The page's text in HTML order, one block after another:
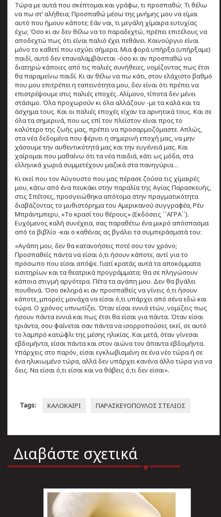
Τώρα με αυτά που σκέπτομαι και γράφω, τι προσπαθώ; Τι θέλω
να πω στ’ αλήθεια; Προσπαθώ μέσω της μνήμης μου να είμαι
αυτό που ήμουν κάποτε; Εάν ναι, τι μεγάλη χίμαιρα ευτυχίας
έχω; Όσο κι αν δεν θέλω να το παραδεχτώ, πρέπει επιτέλους να
αποδεχτώ πως ότι είναι παλιό έχει πεθάνει. Καινούργιο είναι
μόνο το καθετί που ισχύει σήμερα. Μια φορά υπήρξα (υπήρξαμε)
παιδί, αυτό δεν επαναλαμβάνεται -όσο κι αν προσπαθώ να
διατηρώ κάποιες από τις παλιές συνήθειες, νομίζοντας πως έτσι
θα παραμείνω παιδί. Κι αν θέλω να πω κάτι, στον ελάχιστο βαθμό
που μου επιτρέπει η ταπεινότητα μου, δεν είναι ότι πρέπει να
επιστρέψουμε στις παλιές εποχές. Αλίμονο, τίποτα δεν μένει
στάσιμο. Όλα προχωρούν κι όλα αλλάζουν -με τα καλά και τα
άσχημα τους. Και οι παλιές εποχές είχαν τα αρνητικά τους. Και σε
όλα τα σημερινά, που ως επί τον πλείστον είναι προς το
καλύτερο της ζωής μας, πρέπει να προσαρμοζόμαστε. Απλώς,
στα νέα δεδομένα που φέρνει η σημερινή εποχή μας, να μην
χάσουμε την αυθεντικότητά μας και την ευγένειά μας. Και
χαίρομαι που μαθαίνω ότι τα νέα παιδιά, κάτι ως μόδα, στα
ελληνικά χωριά συμμετέχουν μαζικά στα πανηγύρια…
Κι εκεί που τον Αύγουστο που μας πέρασε ζούσα τις χίμαιρές
μου, κάτω από ένα πευκάκι στην παραλία της Αγίας Παρασκευής,
στις Σπέτσες, προσγειώθηκα απότομα στην πραγματικότητα
διαβάζοντας το μυθιστόρημα του Αμερικανού συγγραφέα, Ρέυ
Μπράντμπερυ, «Το κρασί του θέρους» (Εκδόσεις ΄΄ΑΓΡΑ΄΄).
Ευχόμενος καλή συνέχεια, σας παραθέτω ένα μικρό απόσπασμα
από το βιβλίο -και ο καθένας ας βγάλει τα συμπεράσματά του:
«Αγάπη μου, δεν θα κατανοήσεις ποτέ σου τον χρόνο;
Προσπαθείς πάντα να είσαι ό,τι ήσουν κάποτε, αντί για το
πρόσωπο που είσαι απόψε. Γιατί κρατάς αυτά τα αποκόμματα
εισιτηρίων και τα θεατρικά προγράμματα; Θα σε πληγώσουν
κάποια στιγμή αργότερα. Πέτα τα αγάπη μου. Δεν θα βγάλει
πουθενά. Όσο σκληρά κι αν προσπαθείς να γίνεις ό,τι ήσουν
κάποτε, μπορείς μονάχα να είσαι ό,τι υπάρχει από σένα εδώ και
τώρα. Ο χρόνος υπνωτίζει. Όταν είσαι εννιά ετών, νομίζεις πως
ήσουν πάντα εννιά και πως έτσι θα είσαι για πάντα. Όταν είσαι
τριάντα, σου φαίνεται σαν πάντα να ισορροπούσες εκεί, σε αυτό
το λαμπρό κατώφλι της μέσης ηλικίας. Και μετά, όταν γίνεσαι
εβδομήντα, είσαι πάντα και στον αιώνα τον άπαντα εβδομήντα.
Υπάρχεις στο παρόν, είσαι εγκλωβισμένη σε ένα νέο τώρα ή σε
ένα ηλικιωμένο τώρα, αλλά δεν υπάρχει κανένα άλλο τώρα για να
δεις. Να είσαι ό,τι είσαι και να θάβεις ό,τι δεν είσαι».
Tags: ΚΑΛΟΚΑΙΡΙ ΠΑΡΑΣΚΕΥΟΠΟΥΛΟΣ ΣΤΕΛΙΟΣ
Διαβάστε σχετικά